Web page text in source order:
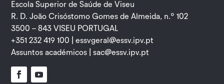
Escola Superior de Saúde de Viseu
R. D. João Crisóstomo Gomes de Almeida, n.º 102
3500 – 843 VISEU PORTUGAL
+351 232 419 100 |essvgeral@essv.ipv.pt
Assuntos académicos |sac@essv.ipv.pt